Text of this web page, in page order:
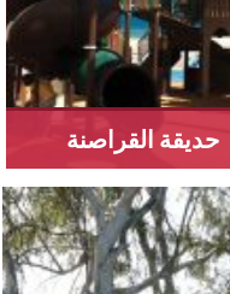
حديقة القراصنة